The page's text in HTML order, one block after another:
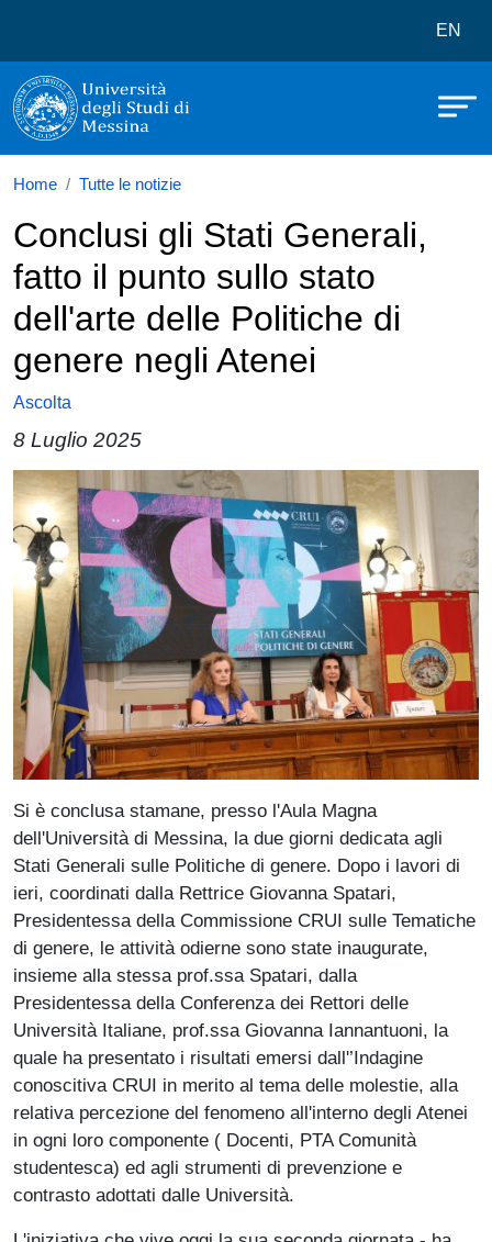
Università degli Studi di Messina
EN
Home Tutte le notizie
Conclusi gli Stati Generali,
fatto il punto sullo stato
dell'arte delle Politiche di
genere negli Atenei
Ascolta
8 Luglio 2025
Paragrafo
Si è conclusa stamane, presso l'Aula Magna
dell'Università di Messina, la due giorni dedicata agli
Stati Generali sulle Politiche di genere. Dopo i lavori di
ieri, coordinati dalla Rettrice Giovanna Spatari,
Presidentessa della Commissione CRUI sulle Tematiche
di genere, le attività odierne sono state inaugurate,
insieme alla stessa prof.ssa Spatari, dalla
Presidentessa della Conferenza dei Rettori delle
Università Italiane, prof.ssa Giovanna Iannantuoni, la
quale ha presentato i risultati emersi dall'’Indagine
conoscitiva CRUI in merito al tema delle molestie, alla
relativa percezione del fenomeno all'interno degli Atenei
in ogni loro componente ( Docenti, PTA Comunità
studentesca) ed agli strumenti di prevenzione e
contrasto adottati dalle Università.